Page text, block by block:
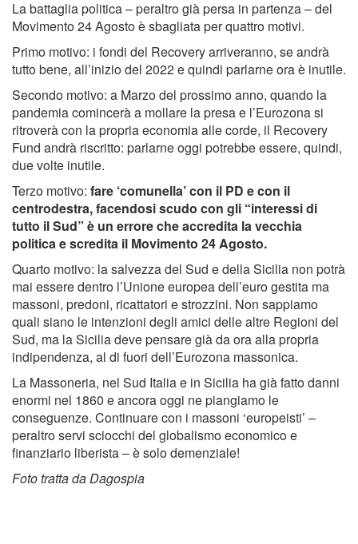
La battaglia politica – peraltro già persa in partenza – del
Movimento 24 Agosto è sbagliata per quattro motivi.
Primo motivo: i fondi del Recovery arriveranno, se andrà
tutto bene, all’inizio del 2022 e quindi parlarne ora è inutile.
Secondo motivo: a Marzo del prossimo anno, quando la
pandemia comincerà a mollare la presa e l’Eurozona si
ritroverà con la propria economia alle corde, il Recovery
Fund andrà riscritto: parlarne oggi potrebbe essere, quindi,
due volte inutile.
Terzo motivo: fare ‘comunella’ con il PD e con il
centrodestra, facendosi scudo con gli “interessi di
tutto il Sud” è un errore che accredita la vecchia
politica e scredita il Movimento 24 Agosto.
Quarto motivo: la salvezza del Sud e della Sicilia non potrà
mai essere dentro l’Unione europea dell’euro gestita ma
massoni, predoni, ricattatori e strozzini. Non sappiamo
quali siano le intenzioni degli amici delle altre Regioni del
Sud, ma la Sicilia deve pensare già da ora alla propria
indipendenza, al di fuori dell’Eurozona massonica.
La Massoneria, nel Sud Italia e in Sicilia ha già fatto danni
enormi nel 1860 e ancora oggi ne piangiamo le
conseguenze. Continuare con i massoni ‘europeisti’ –
peraltro servi sciocchi del globalismo economico e
finanziario liberista – è solo demenziale!
Foto tratta da Dagospia